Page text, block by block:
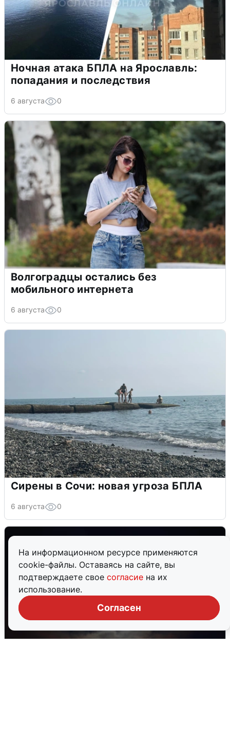
На информационном ресурсе применяются
cookie-файлы. Оставаясь на сайте, вы
подтверждаете свое согласие на их
использование.
Согласен
Ночная атака БПЛА на Ярославль:
попадания и последствия
6 августа 0
Волгоградцы остались без
мобильного интернета
6 августа 0
Сирены в Сочи: новая угроза БПЛА
6 августа 0